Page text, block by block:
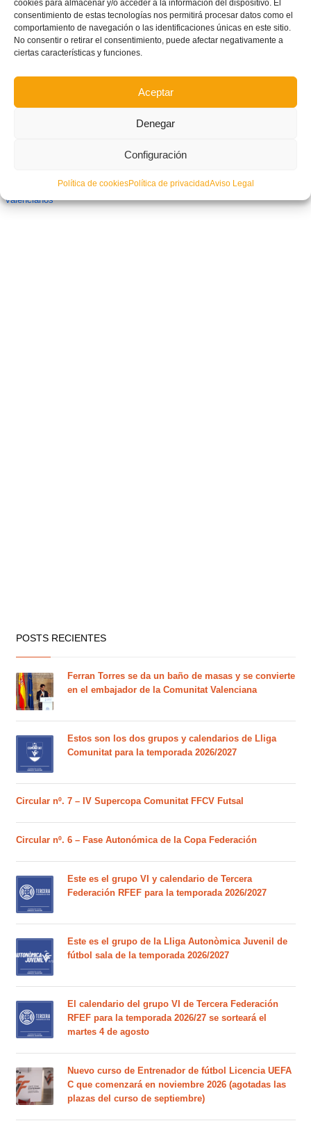
cookies para almacenar y/o acceder a la información del dispositivo. El
consentimiento de estas tecnologías nos permitirá procesar datos como el
comportamiento de navegación o las identificaciones únicas en este sitio.
No consentir o retirar el consentimiento, puede afectar negativamente a
ciertas características y funciones.
Aceptar
Denegar
Configuración
Política de cookiesPolítica de privacidadAviso Legal
CFI Alicante
La FFCV insta a que se guarde un minuto de silencio en todos los campos
valencianos
POSTS RECIENTES
Ferran Torres se da un baño de masas y se convierte
en el embajador de la Comunitat Valenciana
Estos son los dos grupos y calendarios de Lliga
Comunitat para la temporada 2026/2027
Circular nº. 7 – IV Supercopa Comunitat FFCV Futsal
Circular nº. 6 – Fase Autonómica de la Copa Federación
Este es el grupo VI y calendario de Tercera
Federación RFEF para la temporada 2026/2027
Este es el grupo de la Lliga Autonòmica Juvenil de
fútbol sala de la temporada 2026/2027
El calendario del grupo VI de Tercera Federación
RFEF para la temporada 2026/27 se sorteará el
martes 4 de agosto
Nuevo curso de Entrenador de fútbol Licencia UEFA
C que comenzará en noviembre 2026 (agotadas las
plazas del curso de septiembre)